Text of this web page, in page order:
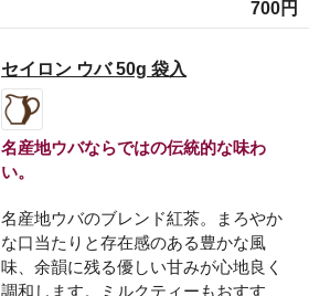
700円
セイロン ウバ 50g 袋入
名産地ウバならではの伝統的な味わ
い。
名産地ウバのブレンド紅茶。まろやか
な口当たりと存在感のある豊かな風
味、余韻に残る優しい甘みが心地良く
調和します。ミルクティーもおすす